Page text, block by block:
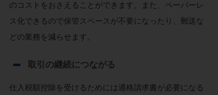
のコストをおさえることができます。また、ペーパーレ
ス化できるので保管スペースが不要になったり、郵送な
どの業務を減らせます。
取引の継続につながる
仕入税額控除を受けるためには適格請求書が必要になる